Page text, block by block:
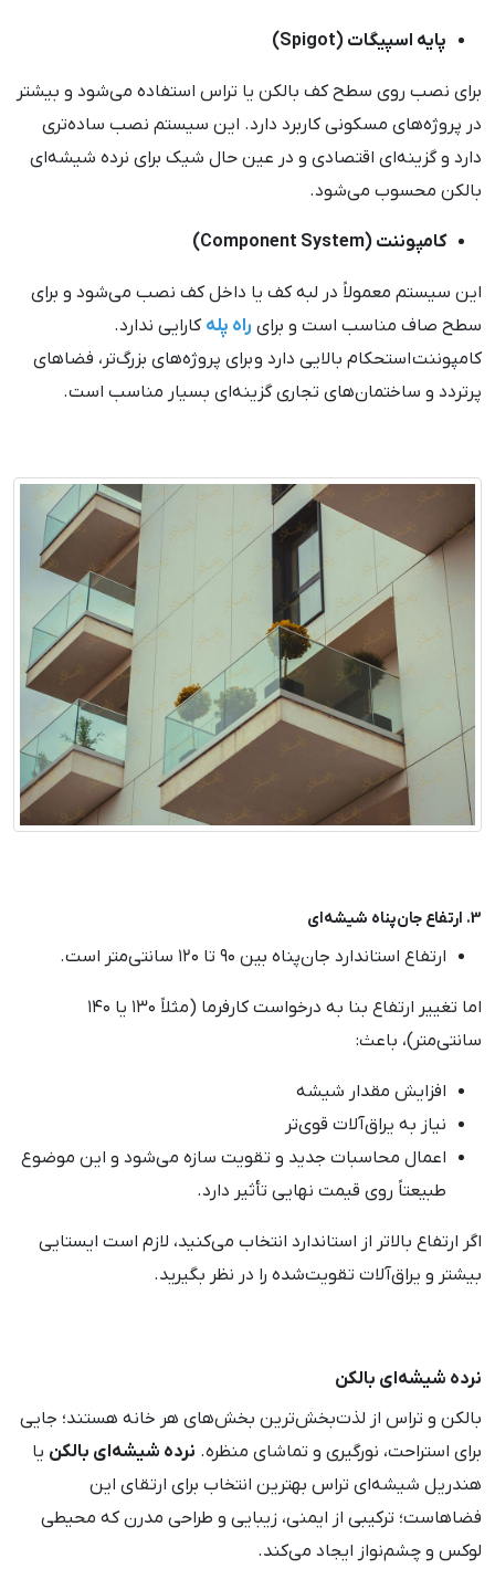
پایه اسپیگات (Spigot)
برای نصب روی سطح کف بالکن یا تراس استفاده می‌شود و بیشتر
در پروژه‌های مسکونی کاربرد دارد. این سیستم نصب ساده‌تری
دارد و گزینه‌ای اقتصادی و در عین حال شیک برای نرده شیشه‌ای
بالکن محسوب می‌شود.
کامپوننت (Component System)
این سیستم معمولاً در لبه کف یا داخل کف نصب می‌شود و برای
سطح صاف مناسب است و برای راه پله کارایی ندارد.
کامپوننت استحکام بالایی دارد و برای پروژه‌های بزرگ‌تر، فضاهای
پرتردد و ساختمان‌های تجاری گزینه‌ای بسیار مناسب است.
3. ارتفاع جان‌پناه شیشه‌ای
ارتفاع استاندارد جان‌پناه بین ۹۰ تا ۱۲۰ سانتی‌متر است.
اما تغییر ارتفاع بنا به درخواست کارفرما (مثلاً ۱۳۰ یا ۱۴۰
سانتی‌متر)، باعث:
افزایش مقدار شیشه
نیاز به یراق‌آلات قوی‌تر
اعمال محاسبات جدید و تقویت سازه می‌شود و این موضوع
طبیعتاً روی قیمت نهایی تأثیر دارد.
اگر ارتفاع بالاتر از استاندارد انتخاب می‌کنید، لازم است ایستایی
بیشتر و یراق‌آلات تقویت‌شده را در نظر بگیرید.
نرده شیشه‌ای بالکن
بالکن و تراس از لذت‌بخش‌ترین بخش‌های هر خانه هستند؛ جایی
برای استراحت، نورگیری و تماشای منظره. نرده شیشه‌ای بالکن یا
هندریل شیشه‌ای تراس بهترین انتخاب برای ارتقای این
فضاهاست؛ ترکیبی از ایمنی، زیبایی و طراحی مدرن که محیطی
لوکس و چشم‌نواز ایجاد می‌کند.